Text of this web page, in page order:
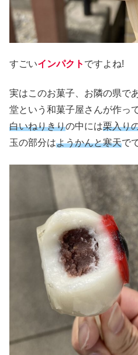
すごいインパクト ですよね!
実はこのお菓子、お隣の県で
堂という和菓子屋さんが作っ
白いねりきりの中には栗入り
玉の部分はようかんと寒天で